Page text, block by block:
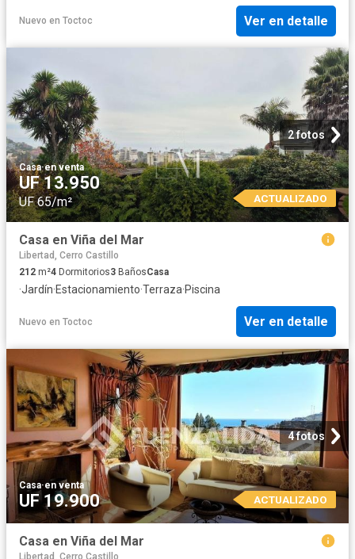
Nuevo en Toctoc Ver en detalle
2 fotos
Casa·en venta
UF 13.950
UF 65/m² ACTUALIZADO
Casa en Viña del Mar
Libertad, Cerro Castillo
212 m²4 Dormitorios3 BañosCasa
·Jardín·Estacionamiento·Terraza·Piscina
Nuevo en Toctoc Ver en detalle
4 fotos
Casa·en venta
UF 19.900 ACTUALIZADO
Casa en Viña del Mar
Libertad, Cerro Castillo